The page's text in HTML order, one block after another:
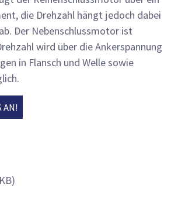
die Drehzahl hängt jedoch dabei
Der Nebenschlussmotor ist
wird über die Ankerspannung
in Flansch und Welle sowie
AN!